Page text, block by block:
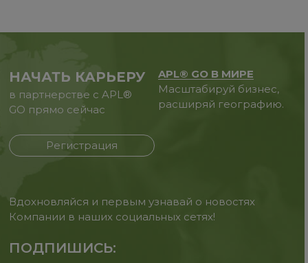
НАЧАТЬ КАРЬЕРУ
в партнерстве с APL®
GO прямо сейчас
Регистрация
APL® GO В МИРЕ
Масштабируй бизнес,
расширяй географию.
Вдохновляйся и первым узнавай о новостях
Компании в наших социальных сетях!
ПОДПИШИСЬ: